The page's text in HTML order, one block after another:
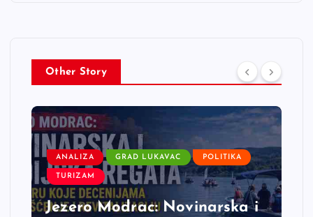
Other Story
ANALIZA GRAD LUKAVAC POLITIKA
TURIZAM
Jezero Modrac: Novinarska i